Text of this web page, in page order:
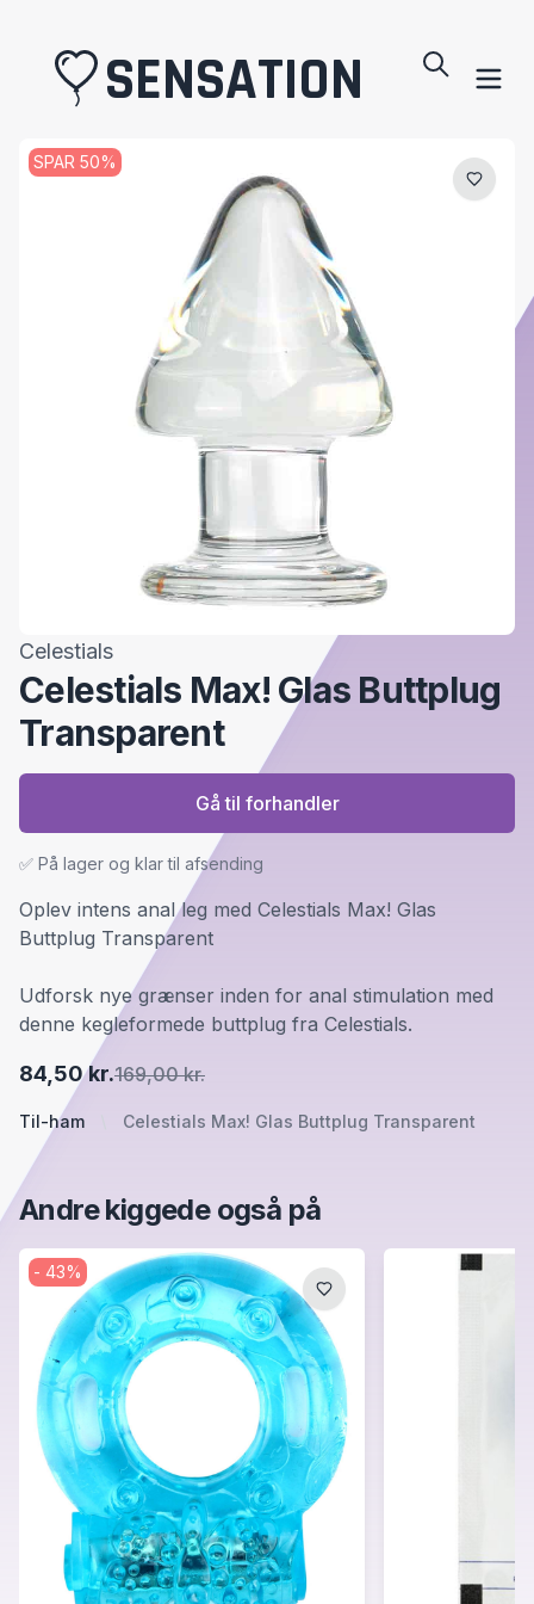
SENSATION
Celestials
Celestials Max! Glas Buttplug
Transparent
Til-ham Celestials Max! Glas Buttplug Transparent
84,50 kr.169,00 kr.
Oplev intens anal leg med Celestials Max! Glas
Buttplug Transparent
Udforsk nye grænser inden for anal stimulation med
denne kegleformede buttplug fra Celestials.
✅ På lager og klar til afsending
Gå til forhandler
SPAR 50%
Andre kiggede også på
- 43%